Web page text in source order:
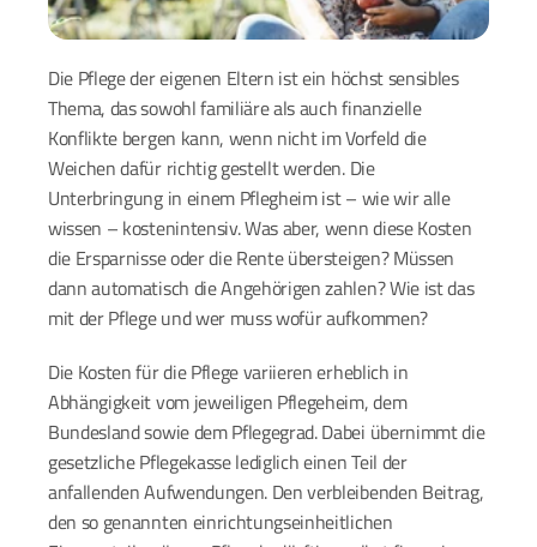
Die Pflege der eigenen Eltern ist ein höchst sensibles
Thema, das sowohl familiäre als auch finanzielle
Konflikte bergen kann, wenn nicht im Vorfeld die
Weichen dafür richtig gestellt werden. Die
Unterbringung in einem Pflegheim ist – wie wir alle
wissen – kostenintensiv. Was aber, wenn diese Kosten
die Ersparnisse oder die Rente übersteigen? Müssen
dann automatisch die Angehörigen zahlen? Wie ist das
mit der Pflege und wer muss wofür aufkommen?
Die Kosten für die Pflege variieren erheblich in
Abhängigkeit vom jeweiligen Pflegeheim, dem
Bundesland sowie dem Pflegegrad. Dabei übernimmt die
gesetzliche Pflegekasse lediglich einen Teil der
anfallenden Aufwendungen. Den verbleibenden Beitrag,
den so genannten einrichtungseinheitlichen